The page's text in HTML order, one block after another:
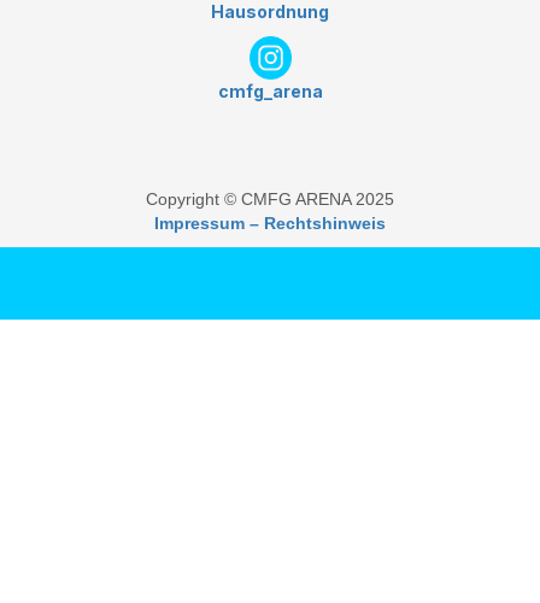
Hausordnung
cmfg_arena
Copyright © CMFG ARENA 2025
Impressum – Rechtshinweis